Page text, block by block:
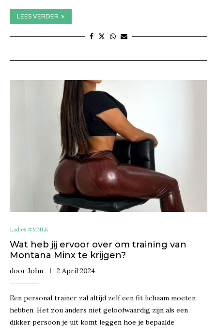
LEES VERDER
Ladies #MNLK
Wat heb jij ervoor over om training van
Montana Minx te krijgen?
door John 2 April 2024
Een personal trainer zal altijd zelf een fit lichaam moeten
hebben. Het zou anders niet geloofwaardig zijn als een
dikker persoon je uit komt leggen hoe je bepaalde